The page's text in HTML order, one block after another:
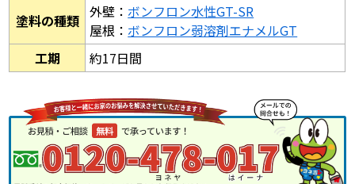
塗料の種類 外壁： ボンフロン水性GT-SR
屋根： ボンフロン弱溶剤エナメルGT
工期
約17日間